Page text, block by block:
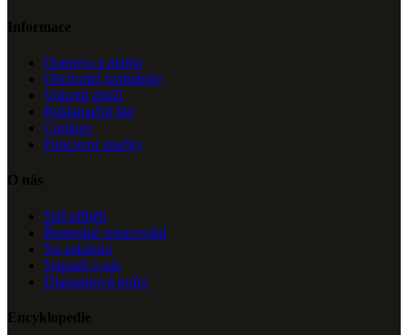
Informace
Doprava a platba
Obchodní podmínky
Vrácení zboží
Reklamační řád
Cookies
Puncovní značky
O nás
Náš příběh
Řemeslné zpracování
Na zakázku
Napsali o nás
Diamantová trofej
Encyklopedie